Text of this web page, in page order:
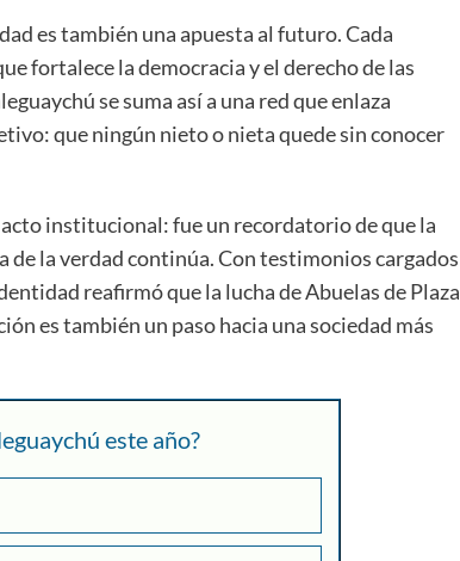
es también una apuesta al futuro. Cada
fortalece la democracia y el derecho de las
se suma así a una red que enlaza
que ningún nieto o nieta quede sin conocer
institucional: fue un recordatorio de que la
de la verdad continúa. Con testimonios cargados
reafirmó que la lucha de Abuelas de Plaza
es también un paso hacia una sociedad más
este año?
+